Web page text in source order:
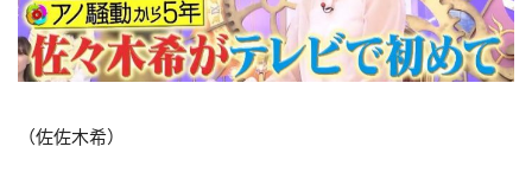
（佐佐木希）